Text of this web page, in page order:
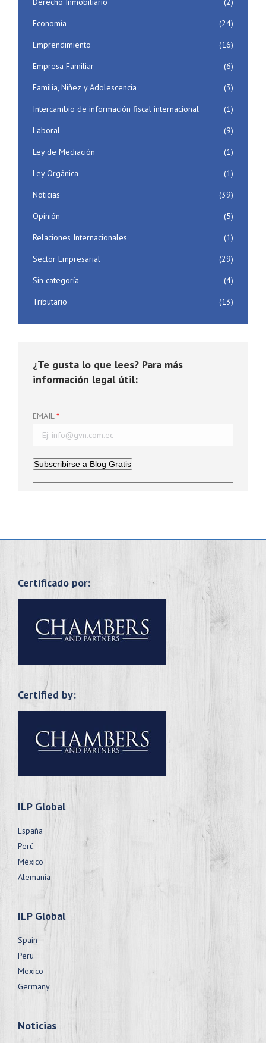
Economía
(24)
Emprendimiento
(16)
Empresa Familiar
(6)
Familia, Niñez y Adolescencia
(3)
Intercambio de información fiscal internacional
(1)
Laboral
(9)
Ley de Mediación
(1)
Ley Orgánica
(1)
Noticias
(39)
Opinión
(5)
Relaciones Internacionales
(1)
Sector Empresarial
(29)
Sin categoría
(4)
Tributario
(13)
¿Te gusta lo que lees? Para más
información legal útil:
EMAIL
Subscribirse a Blog Gratis
Certificado por:
Certified by:
ILP Global
España
Perú
México
Alemania
ILP Global
Spain
Peru
Mexico
Germany
Noticias